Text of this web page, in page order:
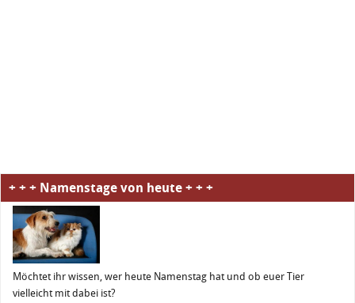
+ + + Namenstage von heute + + +
Möchtet ihr wissen, wer heute Namenstag hat und ob euer Tier
vielleicht mit dabei ist?